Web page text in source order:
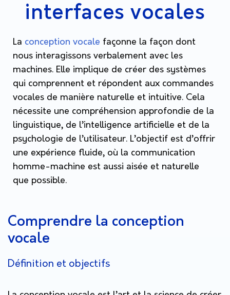
interfaces vocales
La conception vocale façonne la façon dont
nous interagissons verbalement avec les
machines. Elle implique de créer des systèmes
qui comprennent et répondent aux commandes
vocales de manière naturelle et intuitive. Cela
nécessite une compréhension approfondie de la
linguistique, de l’intelligence artificielle et de la
psychologie de l’utilisateur. L’objectif est d’offrir
une expérience fluide, où la communication
homme-machine est aussi aisée et naturelle
que possible.
Comprendre la conception
vocale
Définition et objectifs